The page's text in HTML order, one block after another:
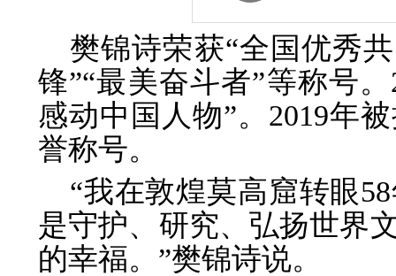
樊锦诗荣获“全国优秀
锋”“最美奋斗者”等称号
感动中国人物”。2019年
誉称号。
“我在敦煌莫高窟转眼
是守护、研究、弘扬世
的幸福。”樊锦诗说。